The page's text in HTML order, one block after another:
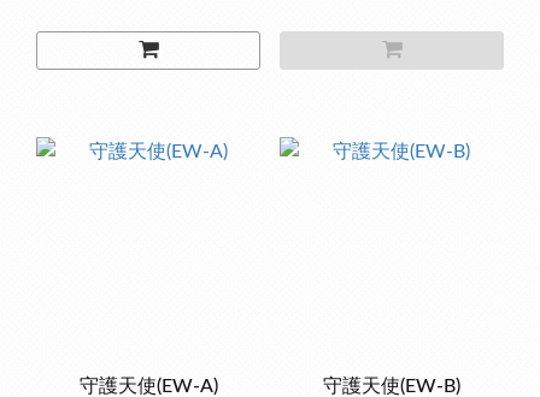
守護天使(EW-A) 守護天使(EW-B)